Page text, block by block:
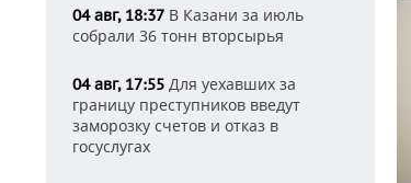
04 авг, 18:37 В Казани за июль
собрали 36 тонн вторсырья
04 авг, 17:55 Для уехавших за
границу преступников введут
заморозку счетов и отказ в
госуслугах